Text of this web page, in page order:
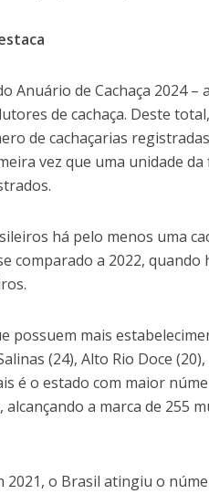
Anuário de Cachaça 2024
de cachaça. Deste
de cachaçarias
vez que uma unidade
há pelo menos uma
comparado a 2022,
possuem mais
(24), Alto Rio Doce
é o estado com maior
alcançando a marca de 255
o Brasil atingiu o